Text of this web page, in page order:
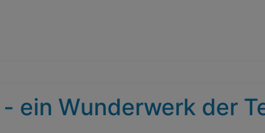
ein Wunderwerk der